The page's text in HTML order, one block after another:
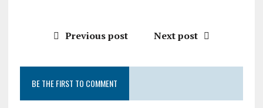
Previous post Next post
BE THE FIRST TO COMMENT